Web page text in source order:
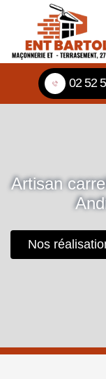
02 52
Artisan
Nos